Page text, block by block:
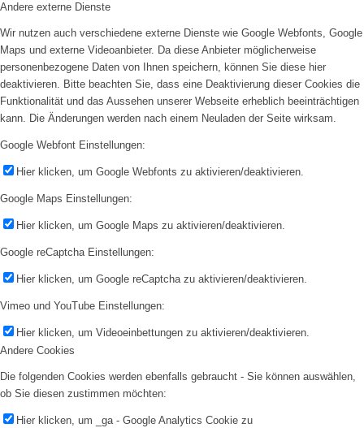
Andere externe Dienste
Wir nutzen auch verschiedene externe Dienste wie Google Webfonts, Google
Maps und externe Videoanbieter. Da diese Anbieter möglicherweise
personenbezogene Daten von Ihnen speichern, können Sie diese hier
deaktivieren. Bitte beachten Sie, dass eine Deaktivierung dieser Cookies die
Funktionalität und das Aussehen unserer Webseite erheblich beeinträchtigen
kann. Die Änderungen werden nach einem Neuladen der Seite wirksam.
Google Webfont Einstellungen:
Hier klicken, um Google Webfonts zu aktivieren/deaktivieren.
Google Maps Einstellungen:
Hier klicken, um Google Maps zu aktivieren/deaktivieren.
Google reCaptcha Einstellungen:
Hier klicken, um Google reCaptcha zu aktivieren/deaktivieren.
Vimeo und YouTube Einstellungen:
Hier klicken, um Videoeinbettungen zu aktivieren/deaktivieren.
Andere Cookies
Die folgenden Cookies werden ebenfalls gebraucht - Sie können auswählen,
ob Sie diesen zustimmen möchten:
Hier klicken, um _ga - Google Analytics Cookie zu